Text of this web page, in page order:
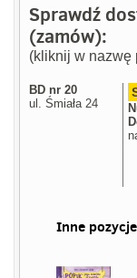
Sprawdź
(zamów):
(kliknij w nazwę
BD nr 20
ul. Śmiała 24
Inne